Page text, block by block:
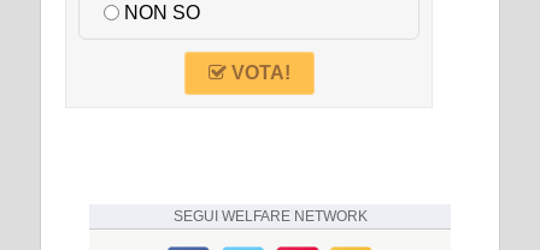
NON SO
VOTA!
SEGUI WELFARE NETWORK